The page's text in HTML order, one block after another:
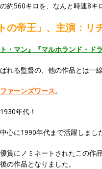
約560キロを、なんと時速8キ
の帝王」、主演：リ
・マン』 『マルホランド・ド
れる監督の、他の作品とは一
ァーンズワース。
年代！
心に1990年代まで活躍しまし
賞にノミネートされたこの作
の作品となりました。